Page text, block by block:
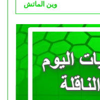
وين الماتش